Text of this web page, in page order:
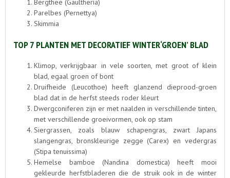
Bergthee (Gaultheria)
Parelbes (Pernettya)
Skimmia
TOP 7 PLANTEN MET DECORATIEF WINTER‘GROEN’ BLAD
Klimop, verkrijgbaar in vele soorten, met groot of klein
blad, egaal groen of bont
Druifheide (Leucothoe) heeft glanzend dieprood-groen
blad dat in de herfst steeds roder kleurt
Dwergconiferen zijn er met naalden in verschillende tinten,
met verschillende groeivormen, ook op stam
Siergrassen, zoals blauw schapengras, zwart Japans
slangengras, bronskleurige zegge (Carex) en vedergras
(Stipa tenuissima)
Hemelse bamboe (Nandina domestica) heeft mooi
gekleurde herfstbladeren die de struik ook in de winter